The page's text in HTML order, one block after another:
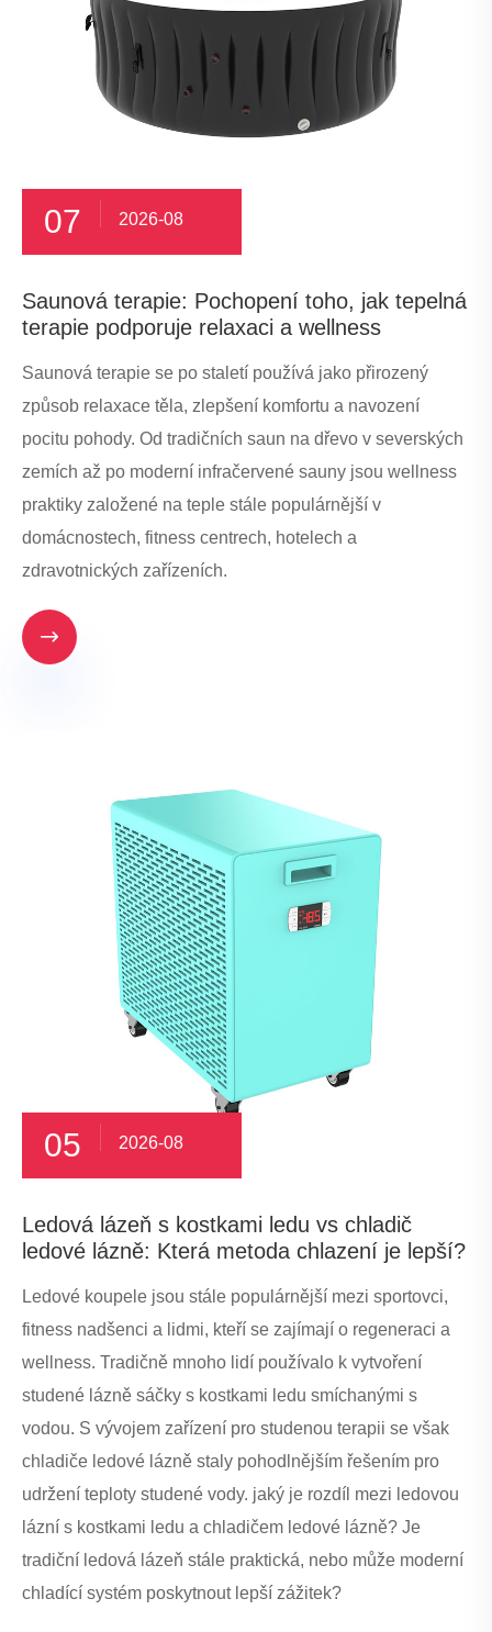
07 2026-08
Saunová terapie: Pochopení toho, jak tepelná
terapie podporuje relaxaci a wellness
Saunová terapie se po staletí používá jako přirozený
způsob relaxace těla, zlepšení komfortu a navození
pocitu pohody. Od tradičních saun na dřevo v severských
zemích až po moderní infračervené sauny jsou wellness
praktiky založené na teple stále populárnější v
domácnostech, fitness centrech, hotelech a
zdravotnických zařízeních.

05 2026-08
Ledová lázeň s kostkami ledu vs chladič
ledové lázně: Která metoda chlazení je lepší?
Ledové koupele jsou stále populárnější mezi sportovci,
fitness nadšenci a lidmi, kteří se zajímají o regeneraci a
wellness. Tradičně mnoho lidí používalo k vytvoření
studené lázně sáčky s kostkami ledu smíchanými s
vodou. S vývojem zařízení pro studenou terapii se však
chladiče ledové lázně staly pohodlnějším řešením pro
udržení teploty studené vody. jaký je rozdíl mezi ledovou
lázní s kostkami ledu a chladičem ledové lázně? Je
tradiční ledová lázeň stále praktická, nebo může moderní
chladící systém poskytnout lepší zážitek?